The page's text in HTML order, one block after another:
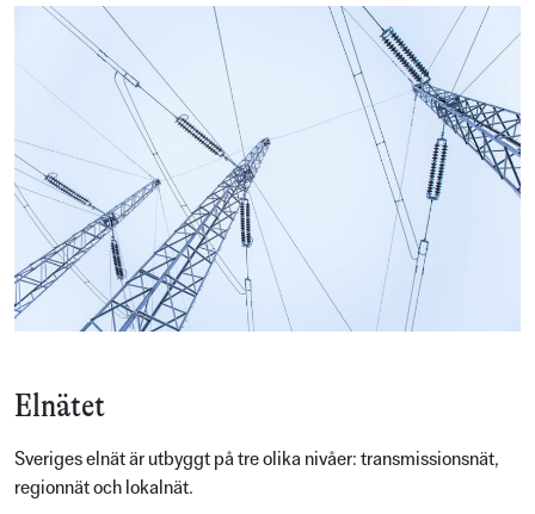
Elnätet
Sveriges elnät är utbyggt på tre olika nivåer: transmissionsnät,
regionnät och lokalnät.